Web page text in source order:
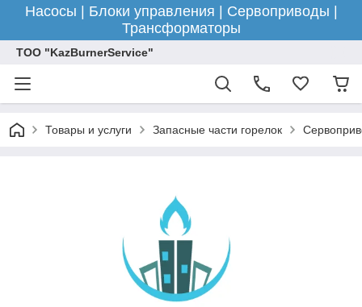
Насосы | Блоки управления | Сервоприводы |
Трансформаторы
ТОО "KazBurnerService"
Товары и услуги Запасные части горелок